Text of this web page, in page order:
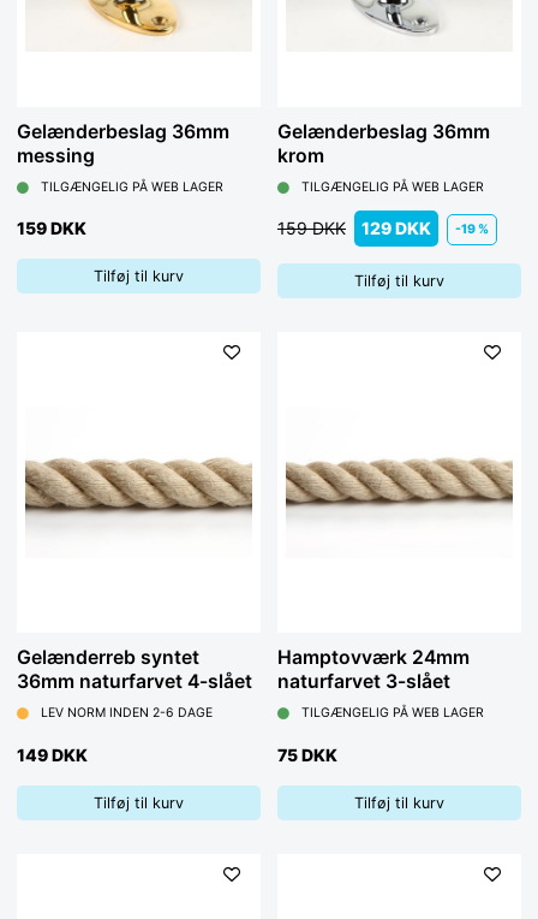
Gelænderbeslag 36mm
messing
TILGÆNGELIG PÅ WEB LAGER
159 DKK
Tilføj til kurv
Gelænderbeslag 36mm
krom
TILGÆNGELIG PÅ WEB LAGER
129 DKK
159 DKK -19 %
Tilføj til kurv
Gelænderreb syntet
36mm naturfarvet 4-slået
LEV NORM INDEN 2-6 DAGE
149 DKK
Tilføj til kurv
Hamptovværk 24mm
naturfarvet 3-slået
TILGÆNGELIG PÅ WEB LAGER
75 DKK
Tilføj til kurv